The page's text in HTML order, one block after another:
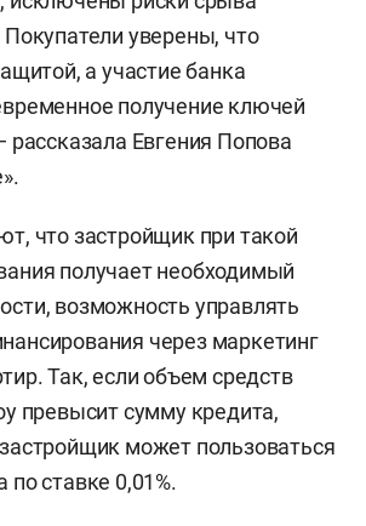
Покупатели уверены, что
а участие банка
получение ключей
рассказала Евгения Попова
что застройщик при такой
получает необходимый
возможность управлять
через маркетинг
Так, если объем средств
превысит сумму кредита,
может пользоваться
по ставке 0,01%.